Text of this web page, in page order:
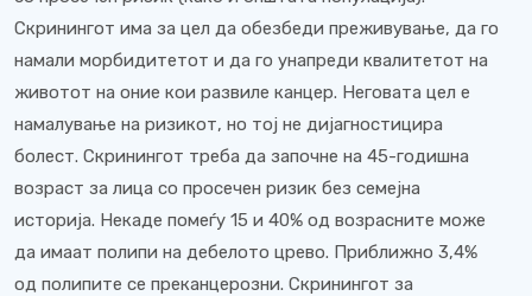
Скринингот има за цел да обезбеди преживување, да го
намали морбидитетот и да го унапреди квалитетот на
животот на оние кои развиле канцер. Неговата цел е
намалување на ризикот, но тој не дијагностицира
болест. Скринингот треба да започне на 45-годишна
возраст за лица со просечен ризик без семејна
историја. Некаде помеѓу 15 и 40% од возрасните може
да имаат полипи на дебелото црево. Приближно 3,4%
од полипите се преканцерозни. Скринингот за